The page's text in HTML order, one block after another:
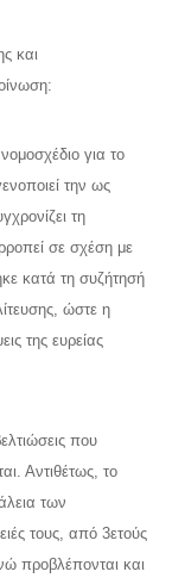
και
για το
την ως
τη
σε σχέση με
κατά τη συζήτησή
ώστε η
της ευρείας
που
Αντιθέτως, το
των
τους, από 3ετούς
προβλέπονται και